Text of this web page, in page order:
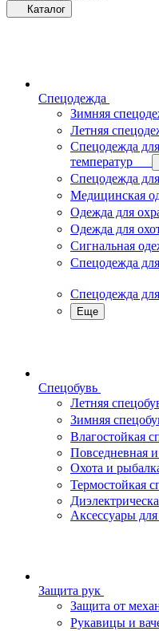
Каталог
Спецодежда
Зимняя
Летняя
Спецодежда
температур
Спецодежда
Медицинская
Одежда для
Одежда для
Сигнальная
Спецодежда
Спецодежда
Еще
Спецобувь
Летняя
Зимняя
Влагостойкая
Повседневная
Охота и
Термостойкая
Аксессуары
Защита рук
Защита от
Рукавицы и